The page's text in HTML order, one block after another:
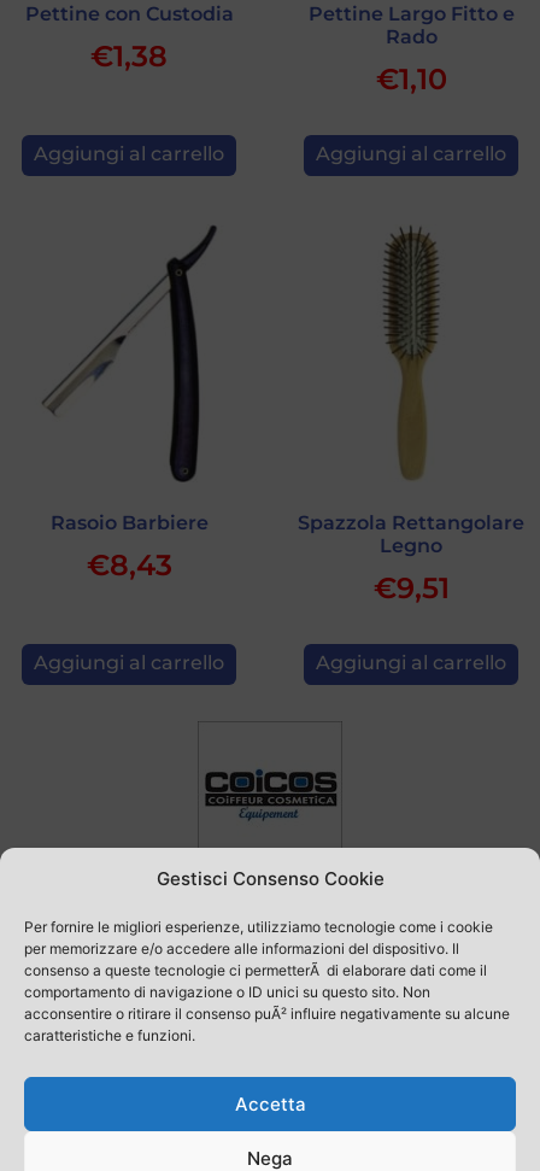
Gestisci Consenso Cookie
Per fornire le migliori esperienze, utilizziamo tecnologie come i cookie
per memorizzare e/o accedere alle informazioni del dispositivo. Il
consenso a queste tecnologie ci permetterÃ di elaborare dati come il
comportamento di navigazione o ID unici su questo sito. Non
acconsentire o ritirare il consenso puÃ² influire negativamente su alcune
caratteristiche e funzioni.
Accetta
Nega
Pettine con Custodia
€1,38
Aggiungi al carrello
Pettine Largo Fitto e
Rado
€1,10
Aggiungi al carrello
Rasoio Barbiere
€8,43
Aggiungi al carrello
Spazzola Rettangolare
Legno
€9,51
Aggiungi al carrello
Questo sito non usa INTELLIGENZA ARTIFICIALE per interagire con le persone
©2010 – 2026 Cosmetica Italia Srl. Tutti i diritti riservati.
C.F. e Partita IVA: 02710090248
Privacy Policy